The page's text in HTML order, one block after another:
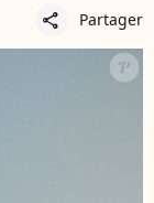
share Partager